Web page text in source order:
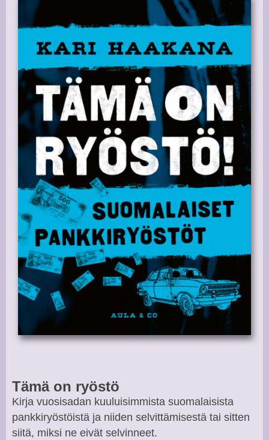
Tämä on ryöstö
Kirja vuosisadan kuuluisimmista suomalaisista
pankkiryöstöistä ja niiden selvittämisestä tai sitten
siitä, miksi ne eivät selvinneet.